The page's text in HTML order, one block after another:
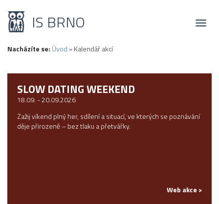
Toggle
IS BRNO
Nacházíte se: Úvod »Kalendář akcí
SLOW DATING WEEKEND
18.09. - 20.09.2026
Zažij víkend plný her, sdílení a situací, ve kterých se poznávání
děje přirozeně – bez tlaku a přetvářky.
Web akce >